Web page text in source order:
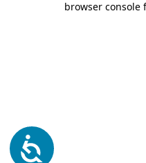
browser console